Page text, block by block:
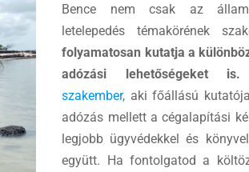
Bence nem csak az
letelepedés témakörének
folyamatosan kutatja a
adózási lehetőségeket
szakember, aki főállású
adózás mellett a cégalapítási
legjobb ügyvédekkel és
együtt. Ha fontolgatod a